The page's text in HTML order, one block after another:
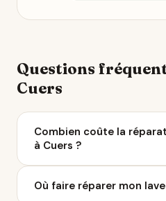
Questions
Cuers
Combien coûte la
à Cuers ?
entre 50 et 200 € selon la
Où faire réparer mon